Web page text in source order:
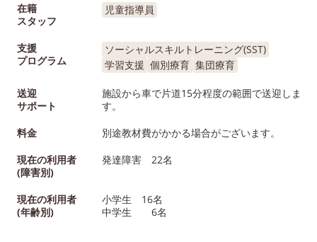
在籍
スタッフ
児童指導員
支援
プログラム
ソーシャルスキルトレーニング(SST)
学習支援 個別療育 集団療育
送迎
サポート
施設から車で片道15分程度の範囲で送迎しま
す。
料金
別途教材費がかかる場合がございます。
現在の利用者
(障害別)
発達障害 22名
現在の利用者
(年齢別)
小学生 16名
中学生 6名